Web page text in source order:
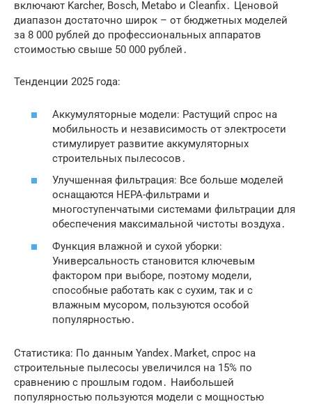
включают Karcher, Bosch, Metabo и Cleanfix․ Ценовой
диапазон достаточно широк – от бюджетных моделей
за 8 000 рублей до профессиональных аппаратов
стоимостью свыше 50 000 рублей․
Тенденции 2025 года:
Аккумуляторные модели: Растущий спрос на
мобильность и независимость от электросети
стимулирует развитие аккумуляторных
строительных пылесосов․
Улучшенная фильтрация: Все больше моделей
оснащаются HEPA-фильтрами и
многоступенчатыми системами фильтрации для
обеспечения максимальной чистоты воздуха․
Функция влажной и сухой уборки:
Универсальность становится ключевым
фактором при выборе, поэтому модели,
способные работать как с сухим, так и с
влажным мусором, пользуются особой
популярностью․
Статистика: По данным Yandex․Market, спрос на
строительные пылесосы увеличился на 15% по
сравнению с прошлым годом․ Наибольшей
популярностью пользуются модели с мощностью